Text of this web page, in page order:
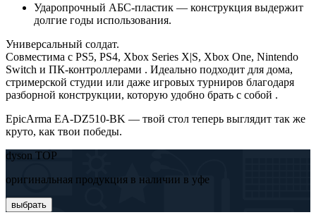
Ударопрочный АБС-пластик — конструкция выдержит
долгие годы использования.
Универсальный солдат.
Совместима с PS5, PS4, Xbox Series X|S, Xbox One, Nintendo
Switch и ПК-контроллерами . Идеально подходит для дома,
стримерской студии или даже игровых турниров благодаря
разборной конструкции, которую удобно брать с собой .
EpicArma EA-DZ510-BK — твой стол теперь выглядит так же
круто, как твои победы.
dyson TOP
оригинальная продукция в наличии в уфе
выбрать